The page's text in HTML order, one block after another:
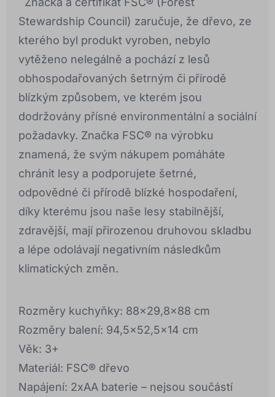
Stewardship Council) zaručuje, že dřevo, ze
kterého byl produkt vyroben, nebylo
vytěženo nelegálně a pochází z lesů
obhospodařovaných šetrným či přírodě
blízkým způsobem, ve kterém jsou
dodržovány přísné environmentální a sociální
požadavky. Značka FSC® na výrobku
znamená, že svým nákupem pomáháte
chránit lesy a podporujete šetrné,
odpovědné či přírodě blízké hospodaření,
díky kterému jsou naše lesy stabilnější,
zdravější, mají přirozenou druhovou skladbu
a lépe odolávají negativním následkům
klimatických změn.
Rozměry kuchyňky: 88x29,8x88 cm
Rozměry balení: 94,5x52,5x14 cm
Věk: 3+
Materiál: FSC® dřevo
Napájení: 2xAA baterie – nejsou součástí